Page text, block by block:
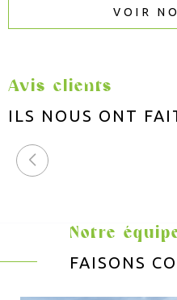
VOIR
Avis clients
ILS NOUS ONT
Notre
FAISONS